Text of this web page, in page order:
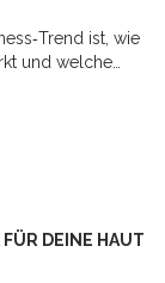
ist, wie
und welche
DEINE HAUT